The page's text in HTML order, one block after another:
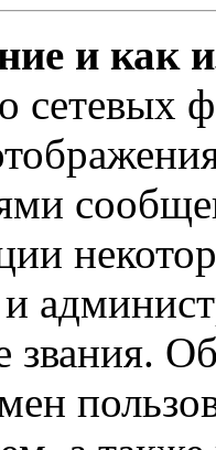
и как
сетевых
звания.